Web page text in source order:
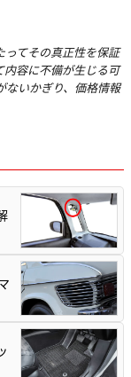
てその真正性を保証
内容に不備が生じる可
いかぎり、価格情報